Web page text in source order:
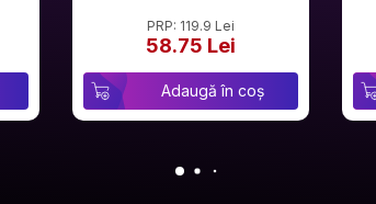
PRP: 119.9 Lei
58.75 Lei
Adaugă în coș